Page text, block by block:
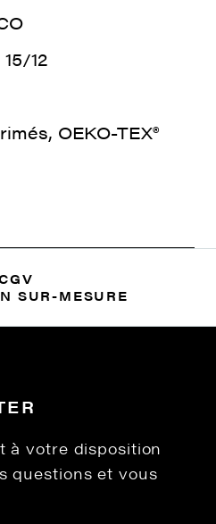
12
OEKO-TEX®
SUR-MESURE
à votre disposition
questions et vous